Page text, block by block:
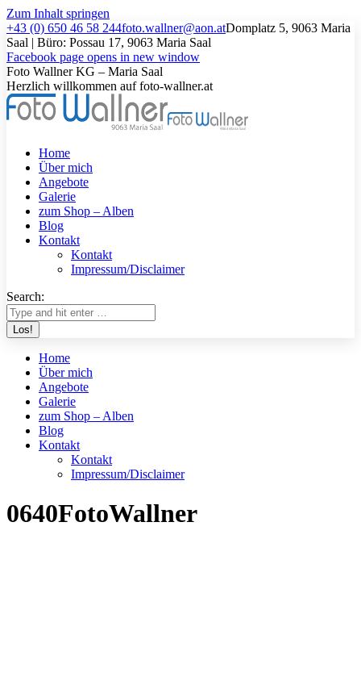
Zum Inhalt springen
+43 (0) 650 46 58 244foto.wallner@aon.atDomplatz 5, 9063 Maria
Saal | Büro: Possau 17, 9063 Maria Saal
Facebook page opens in new window
Foto Wallner KG – Maria Saal
Herzlich willkommen auf foto-wallner.at
Home
Über mich
Angebote
Galerie
zum Shop – Alben
Blog
Kontakt
Kontakt
Impressum/Disclaimer
Search:
Home
Über mich
Angebote
Galerie
zum Shop – Alben
Blog
Kontakt
Kontakt
Impressum/Disclaimer
0640FotoWallner